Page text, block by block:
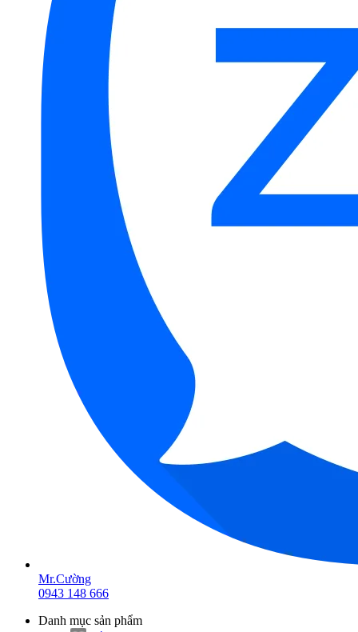
Mr.Cường
0943 148 666
Danh mục sản phẩm